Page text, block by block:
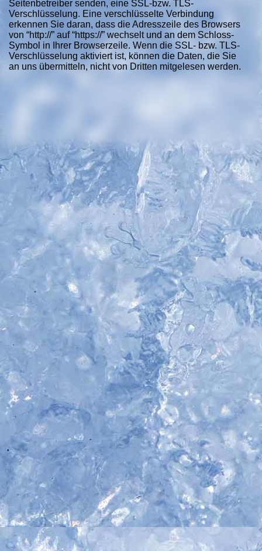
Seitenbetreiber senden, eine SSL-bzw. TLS-
Verschlüsselung. Eine verschlüsselte Verbindung
erkennen Sie daran, dass die Adresszeile des Browsers
von “http://” auf “https://” wechselt und an dem Schloss-
Symbol in Ihrer Browserzeile. Wenn die SSL- bzw. TLS-
Verschlüsselung aktiviert ist, können die Daten, die Sie
an uns übermitteln, nicht von Dritten mitgelesen werden.